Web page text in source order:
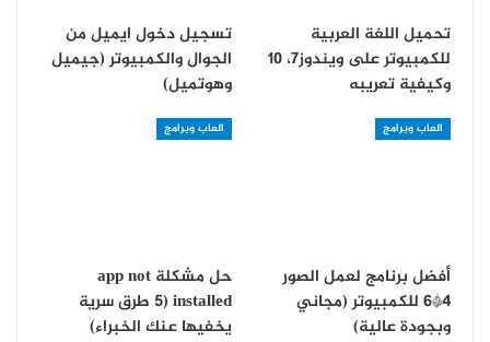
تحميل اللغة العربية
للكمبيوتر على ويندوز7، 10
وكيفية تعريبه
تسجيل دخول ايميل من
الجوال والكمبيوتر (جيميل
وهوتميل)
العاب وبرامج
أفضل برنامج لعمل الصور
4*6 للكمبيوتر (مجاني
وبجودة عالية)
العاب وبرامج
حل مشكلة app not
installed (5 طرق سرية
يخفيها عنك الخبراء)